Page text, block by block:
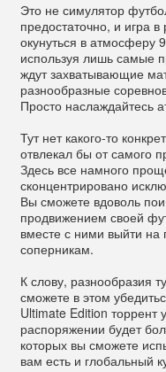
Это не симулятор
предостаточно, и игра
окунуться в атмосферу
используя лишь самые
ждут захватывающие
разнообразные
Просто наслаждайтесь
Тут нет какого-то
отвлекал бы от самого
Здесь все намного
сконцентрировано
Вы сможете вдоволь
продвижением своей
вместе с ними выйти на
соперникам.
К слову, разнообразия
сможете в этом
Ultimate Edition
распоряжении будет
которых вы сможете
вам есть и глобальный